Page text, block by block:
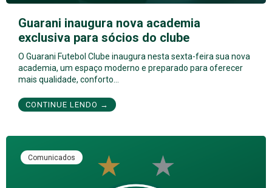
Guarani inaugura nova academia
exclusiva para sócios do clube
O Guarani Futebol Clube inaugura nesta sexta-feira sua nova
academia, um espaço moderno e preparado para oferecer
mais qualidade, conforto…
CONTINUE LENDO →
Comunicados